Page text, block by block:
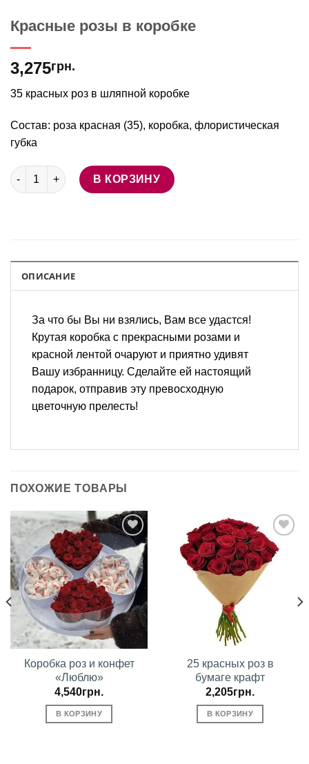
Красные розы в коробке
3,275грн.
35 красных роз в шляпной коробке
Состав: роза красная (35), коробка, флористическая
губка
Количество товара Красные розы в коробке
В КОРЗИНУ
ОПИСАНИЕ
За что бы Вы ни взялись, Вам все удастся!
Крутая коробка с прекрасными розами и
красной лентой очаруют и приятно удивят
Вашу избранницу. Сделайте ей настоящий
подарок, отправив эту превосходную
цветочную прелесть!
ПОХОЖИЕ ТОВАРЫ
В
избранное
Коробка роз и конфет
«Люблю»
4,540грн.
В КОРЗИНУ
В
избранное
25 красных роз в
бумаге крафт
2,205грн.
В КОРЗИНУ